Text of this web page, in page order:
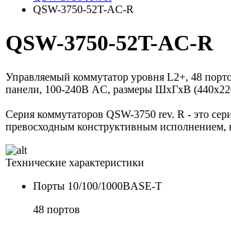
QSW-3750-52T-AC-R
QSW-3750-52T-AC-R
Управляемый коммутатор уровня L2+, 48
панели, 100-240В AC, размеры ШхГхВ
Серия коммутаторов QSW-3750 rev. R - это
превосходным конструктивным исполнением,
Технические характеристики
Порты 10/100/1000BASE-T
48 портов